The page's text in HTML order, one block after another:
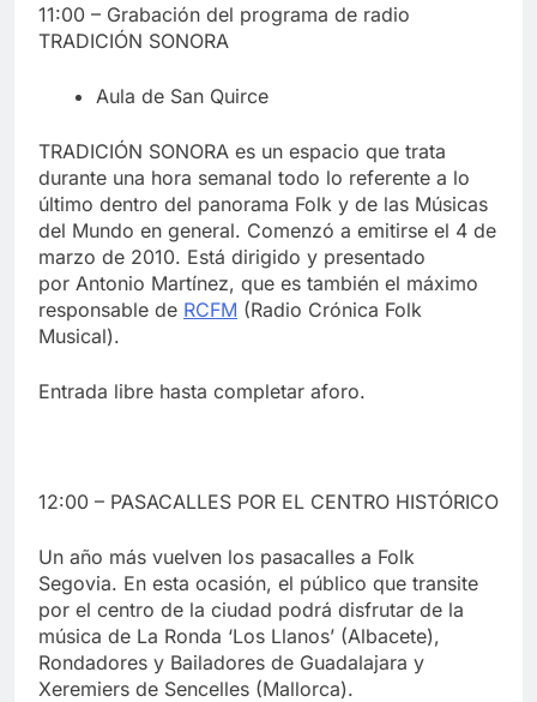
11:00 – Grabación del programa de radio
TRADICIÓN SONORA
Aula de San Quirce
TRADICIÓN SONORA es un espacio que trata
durante una hora semanal todo lo referente a lo
último dentro del panorama Folk y de las Músicas
del Mundo en general. Comenzó a emitirse el 4 de
marzo de 2010. Está dirigido y presentado
por Antonio Martínez, que es también el máximo
responsable de RCFM (Radio Crónica Folk
Musical).
Entrada libre hasta completar aforo.
12:00 – PASACALLES POR EL CENTRO HISTÓRICO
Un año más vuelven los pasacalles a Folk
Segovia. En esta ocasión, el público que transite
por el centro de la ciudad podrá disfrutar de la
música de La Ronda ‘Los Llanos’ (Albacete),
Rondadores y Bailadores de Guadalajara y
Xeremiers de Sencelles (Mallorca).